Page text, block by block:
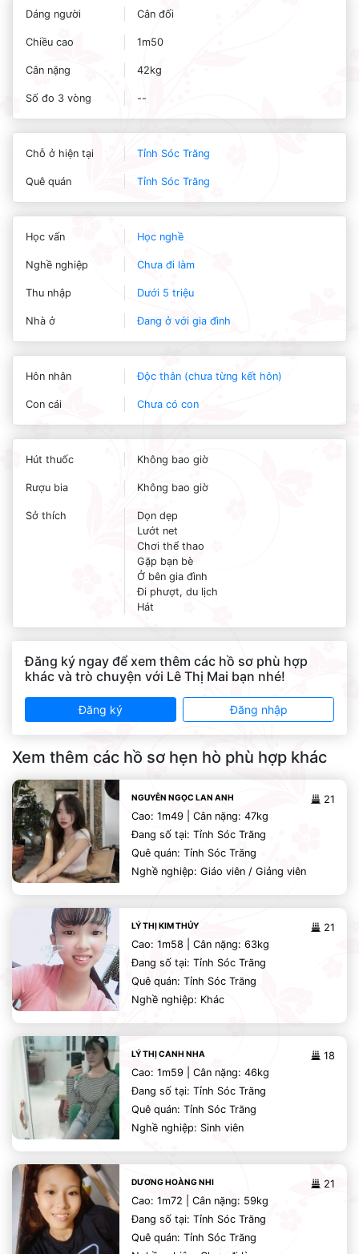
Dáng người Cân đối
Chiều cao 1m50
Cân nặng 42kg
Số đo 3 vòng --
Chỗ ở hiện tại Tỉnh Sóc Trăng
Quê quán Tỉnh Sóc Trăng
Học vấn Học nghề
Nghề nghiệp Chưa đi làm
Thu nhập Dưới 5 triệu
Nhà ở Đang ở với gia đình
Hôn nhân Độc thân (chưa từng kết hôn)
Con cái Chưa có con
Hút thuốc Không bao giờ
Rượu bia Không bao giờ
Sở thích
Dọn dẹp
Lướt net
Chơi thể thao
Gặp bạn bè
Ở bên gia đình
Đi phượt, du lịch
Hát
Đăng ký ngay để xem thêm các hồ sơ phù hợp
khác và trò chuyện với Lê Thị Mai bạn nhé!
Đăng ký Đăng nhập
Xem thêm các hồ sơ hẹn hò phù hợp khác
21
NGUYỄN NGỌC LAN ANH
Cao: 1m49 | Cân nặng: 47kg
Đang số tại: Tỉnh Sóc Trăng
Quê quán: Tỉnh Sóc Trăng
Nghề nghiệp: Giáo viên / Giảng viên
21
LÝ THỊ KIM THỦY
Cao: 1m58 | Cân nặng: 63kg
Đang số tại: Tỉnh Sóc Trăng
Quê quán: Tỉnh Sóc Trăng
Nghề nghiệp: Khác
18
LÝ THỊ CANH NHA
Cao: 1m59 | Cân nặng: 46kg
Đang số tại: Tỉnh Sóc Trăng
Quê quán: Tỉnh Sóc Trăng
Nghề nghiệp: Sinh viên
21
DƯƠNG HOÀNG NHI
Cao: 1m72 | Cân nặng: 59kg
Đang số tại: Tỉnh Sóc Trăng
Quê quán: Tỉnh Sóc Trăng